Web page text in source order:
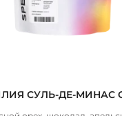
СУЛЬ-ДЕ-МИНАС